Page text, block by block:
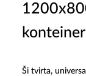
Ši tvirta,